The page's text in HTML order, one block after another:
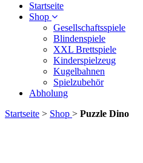
Startseite
Shop
Gesellschaftsspiele
Blindenspiele
XXL Brettspiele
Kinderspielzeug
Kugelbahnen
Spielzubehör
Abholung
Startseite > Shop > Puzzle Dino